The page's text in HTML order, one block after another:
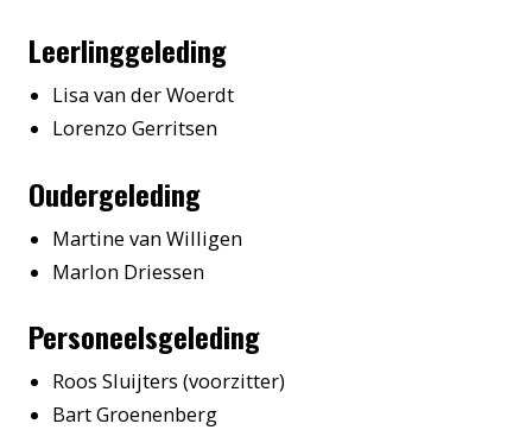
Leerlinggeleding
Lisa van der Woerdt
Lorenzo Gerritsen
Oudergeleding
Martine van Willigen
Marlon Driessen
Personeelsgeleding
Roos Sluijters (voorzitter)
Bart Groenenberg